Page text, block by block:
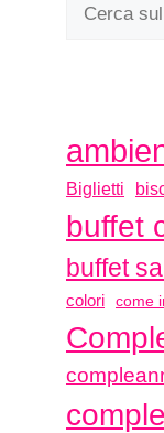
Biglietti
buffet
buffet
colori come